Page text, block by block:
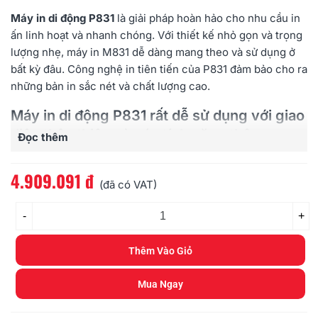
Máy in di động P831 là giải pháp hoàn hảo cho nhu cầu in
ấn linh hoạt và nhanh chóng. Với thiết kế nhỏ gọn và trọng
lượng nhẹ, máy in M831 dễ dàng mang theo và sử dụng ở
bất kỳ đâu. Công nghệ in tiên tiến của P831 đảm bảo cho ra
những bản in sắc nét và chất lượng cao.
Máy in di động P831 rất dễ sử dụng với giao
diện thân thiện và các tính năng thông
động đáng tin cậy, tiện lợi và hiệu quả, máy
in di động P831 chắc chắn sẽ là sự lựa chọn
Kích thước: Nhỏ gọn, trọng lượng nhẹ và di động
In trên tất cả thiết bị điện thoại, latop, pc, mabook,
ipad…
In tất cả các file như word, excel, pdf, png, jpg
In lên đến khổ A4
Đọc thêm
4.909.091 đ (đã có VAT)
- +
Thêm Vào Giỏ
Mua Ngay